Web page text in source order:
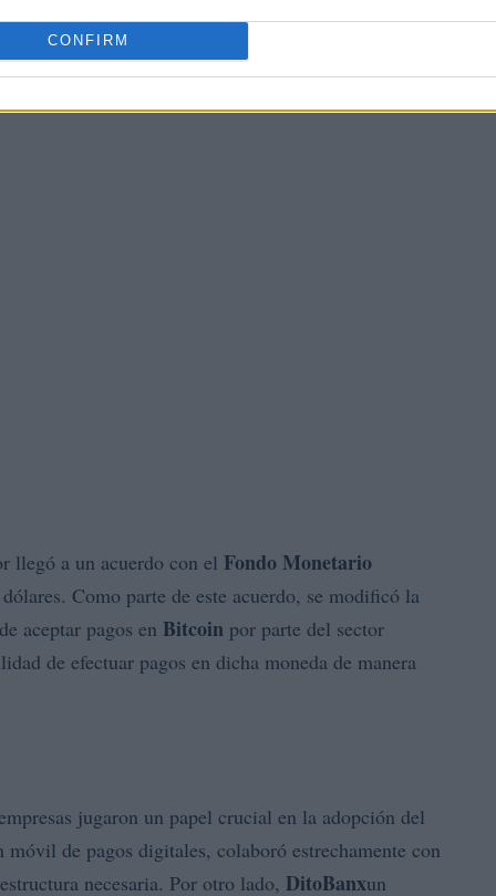
CONFIRM
por parte del gobierno, unainversiónque superó los
el gobierno había invertido aproximadamente
6,011Bitcoin.
llegó a un acuerdo con el Fondo Monetario
Como parte de este acuerdo, se modificó la
aceptar pagos en Bitcoin por parte del sector
de efectuar pagos en dicha moneda de manera
jugaron un papel crucial en la adopción del
móvil de pagos digitales, colaboró estrechamente con
necesaria. Por otro lado, DitoBanxun